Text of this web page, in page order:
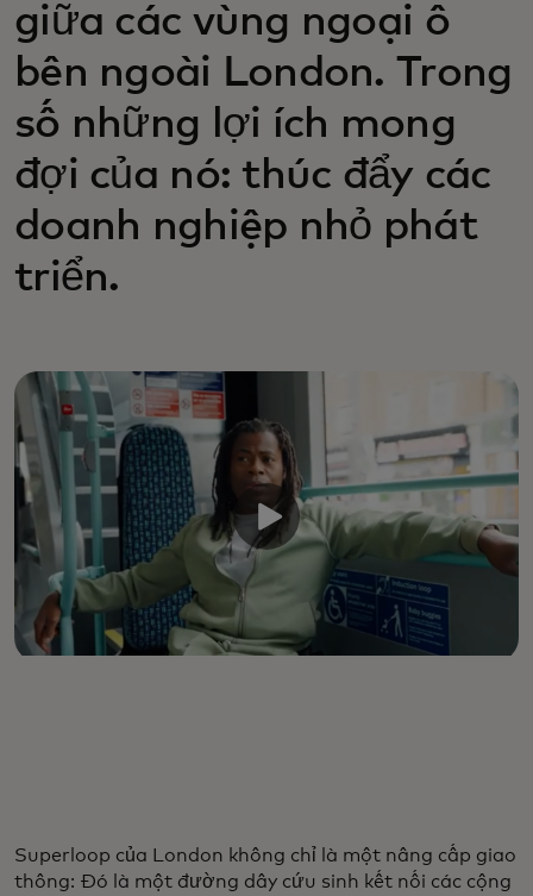
giữa các vùng ngoại ô
bên ngoài London. Trong
số những lợi ích mong
đợi của nó: thúc đẩy các
doanh nghiệp nhỏ phát
triển.
Superloop của London không chỉ là một nâng cấp giao
thông: Đó là một đường dây cứu sinh kết nối các cộng